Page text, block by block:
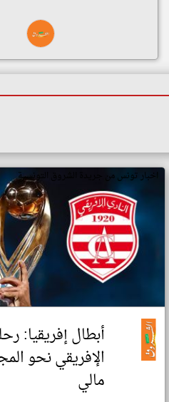
اخبار تونس من جريدة الشروق التونسية
أبطال إفريقيا:
الإفريقي نحو
مالي